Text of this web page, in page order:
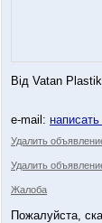
Від Vatan
e-mail:
Удалить
Удалить
Жалоба
Пожалуйста,